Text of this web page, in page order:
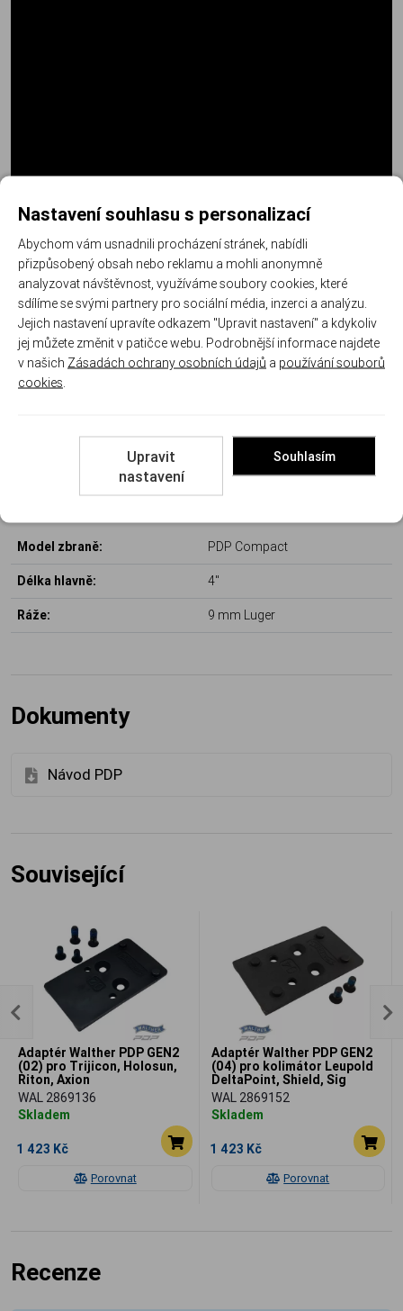
Další informace
WALTHER
Parametry
Model zbraně: PDP Compact
Délka hlavně: 4"
Ráže: 9 mm Luger
Dokumenty
Návod PDP
Související
Porovnat
Adaptér Walther PDP GEN2
(02) pro Trijicon, Holosun,
Riton, Axion
WAL 2869136
Skladem
1 423 Kč
Porovnat
Adaptér Walther PDP GEN2
(04) pro kolimátor Leupold
DeltaPoint, Shield, Sig
Romeo Zero
WAL 2869152
Skladem
1 423 Kč
Recenze
Nastavení souhlasu s personalizací
Abychom vám usnadnili procházení stránek, nabídli
přizpůsobený obsah nebo reklamu a mohli anonymně
analyzovat návštěvnost, využíváme soubory cookies, které
sdílíme se svými partnery pro sociální média, inzerci a analýzu.
Jejich nastavení upravíte odkazem "Upravit nastavení" a kdykoliv
jej můžete změnit v patičce webu. Podrobnější informace najdete
v našich Zásadách ochrany osobních údajů a používání souborů
cookies
Upravit
nastavení
Souhlasím